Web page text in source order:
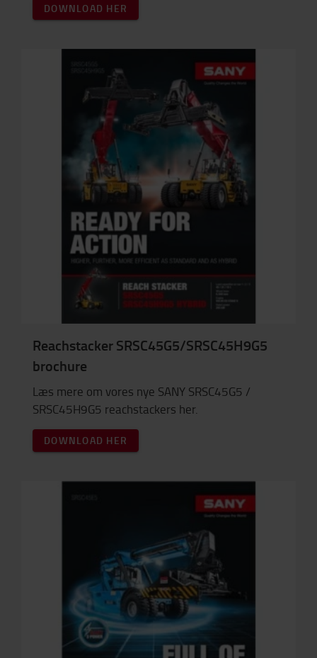
DOWNLOAD HER
Reachstacker SRSC45G5/SRSC45H9G5
brochure
Læs mere om vores nye SANY SRSC45G5 /
SRSC45H9G5 reachstackers her.
DOWNLOAD HER